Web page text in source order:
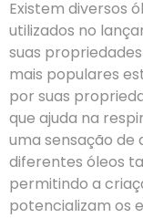
Existem diversos
utilizados no
suas
mais populares
por suas
que ajuda na
uma sensação de
diferentes óleos
permitindo a
potencializam os